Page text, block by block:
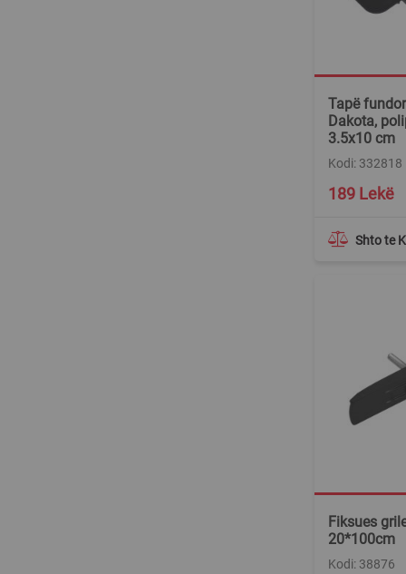
Tapë
Dakota,
3.5x10 cm
Kodi: 332818
Shto te
Special
Price
189 Lekë
Fiksues
20*100cm
Kodi: 38876